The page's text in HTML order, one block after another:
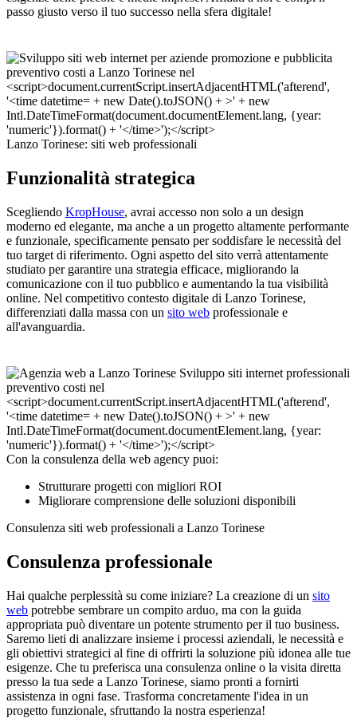
passo giusto verso il tuo successo nella sfera digitale!
Lanzo Torinese: siti web professionali
Funzionalità strategica
Scegliendo KropHouse, avrai accesso non solo a un design
moderno ed elegante, ma anche a un progetto altamente performante
e funzionale, specificamente pensato per soddisfare le necessità del
tuo target di riferimento. Ogni aspetto del sito verrà attentamente
studiato per garantire una strategia efficace, migliorando la
comunicazione con il tuo pubblico e aumentando la tua visibilità
online. Nel competitivo contesto digitale di Lanzo Torinese,
differenziati dalla massa con un sito web professionale e
all'avanguardia.
Con la consulenza della web agency puoi:
Strutturare progetti con migliori ROI
Migliorare comprensione delle soluzioni disponibili
Consulenza siti web professionali a Lanzo Torinese
Consulenza professionale
Hai qualche perplessità su come iniziare? La creazione di un sito
web potrebbe sembrare un compito arduo, ma con la guida
appropriata può diventare un potente strumento per il tuo business.
Saremo lieti di analizzare insieme i processi aziendali, le necessità e
gli obiettivi strategici al fine di offrirti la soluzione più idonea alle tue
esigenze. Che tu preferisca una consulenza online o la visita diretta
presso la tua sede a Lanzo Torinese, siamo pronti a fornirti
assistenza in ogni fase. Trasforma concretamente l'idea in un
progetto funzionale, sfruttando la nostra esperienza!